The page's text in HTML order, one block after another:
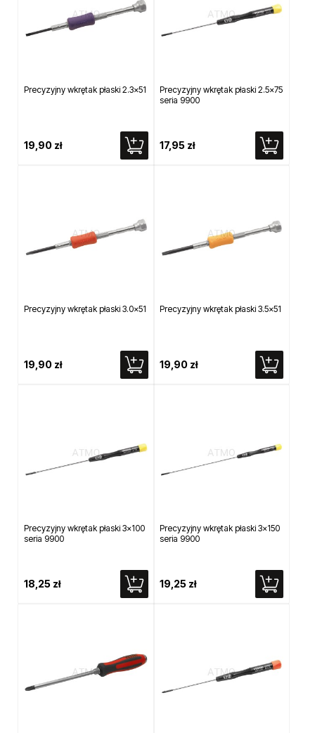
Precyzyjny wkrętak płaski 2.3x51
19,90 zł
Precyzyjny wkrętak płaski 2.5x75
seria 9900
17,95 zł
Precyzyjny wkrętak płaski 3.0x51
19,90 zł
Precyzyjny wkrętak płaski 3.5x51
19,90 zł
Precyzyjny wkrętak płaski 3x100
seria 9900
18,25 zł
Precyzyjny wkrętak płaski 3x150
seria 9900
19,25 zł